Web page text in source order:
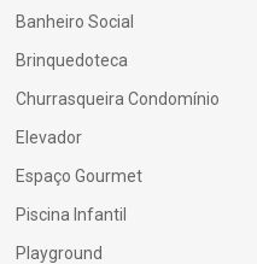
Banheiro Social
Brinquedoteca
Churrasqueira Condomínio
Elevador
Espaço Gourmet
Piscina Infantil
Playground